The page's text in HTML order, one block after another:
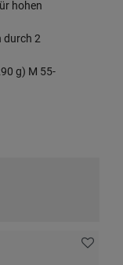
hohen
durch 2
g) M 55-